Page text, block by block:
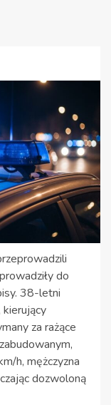
do
38-letni
za rażące
h, mężczyzna
dozwoloną